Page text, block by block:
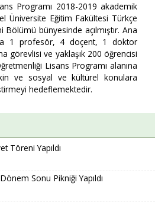
Programı 2018-2019 akademik
Üniversite Eğitim Fakültesi Türkçe
bünyesinde açılmıştır. Ana
1 profesör, 4 doçent, 1 doktor
görevlisi ve yaklaşık 200 öğrencisi
Lisans Programı alanına
ve sosyal ve kültürel konulara
hedeflemektedir.
Töreni Yapıldı
Sonu Pikniği Yapıldı